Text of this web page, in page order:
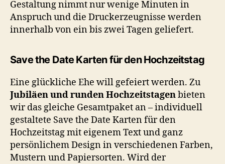
Gestaltung nimmt nur wenige Minuten in
Anspruch und die Druckerzeugnisse werden
innerhalb von ein bis zwei Tagen geliefert.
Save the Date Karten für den Hochzeitstag
Eine glückliche Ehe will gefeiert werden. Zu
Jubiläen und runden Hochzeitstagenbieten
wir das gleiche Gesamtpaket an – individuell
gestaltete Save the Date Karten für den
Hochzeitstag mit eigenem Text und ganz
persönlichem Design in verschiedenen Farben,
Mustern und Papiersorten. Wird der